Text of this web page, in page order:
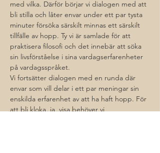
med vilka. Därför börjar vi dialogen med att
bli stilla och låter envar under ett par tysta
minuter försöka särskilt minnas ett särskilt
tillfälle av hopp. Ty vi är samlade för att
praktisera filosofi och det innebär att söka
sin livsförståelse i sina vardagserfarenheter
på vardagsspråket.
Vi fortsätter dialogen med en runda där
envar som vill delar i ett par meningar sin
enskilda erfarenhet av att ha haft hopp. För
att bli kloka, ja, visa behöver vi